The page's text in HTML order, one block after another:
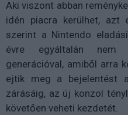
Aki viszont abban
idén piacra kerülhet, azt
szerint a Nintendo
évre egyáltalán nem
generációval, amiből arra
ejtik meg a bejelentést
zárásáig, az új konzol
követően veheti kezdetét.